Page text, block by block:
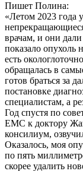
Пишет Полина:
«Летом 2023 года
врачам, и они
показало опухоль
есть
обращалась в
готов браться за
постановке
специалистам, а
Год спустя по
ЕМС к доктору
консилиум,
Оказалось, моя
по пять
скорее удалить